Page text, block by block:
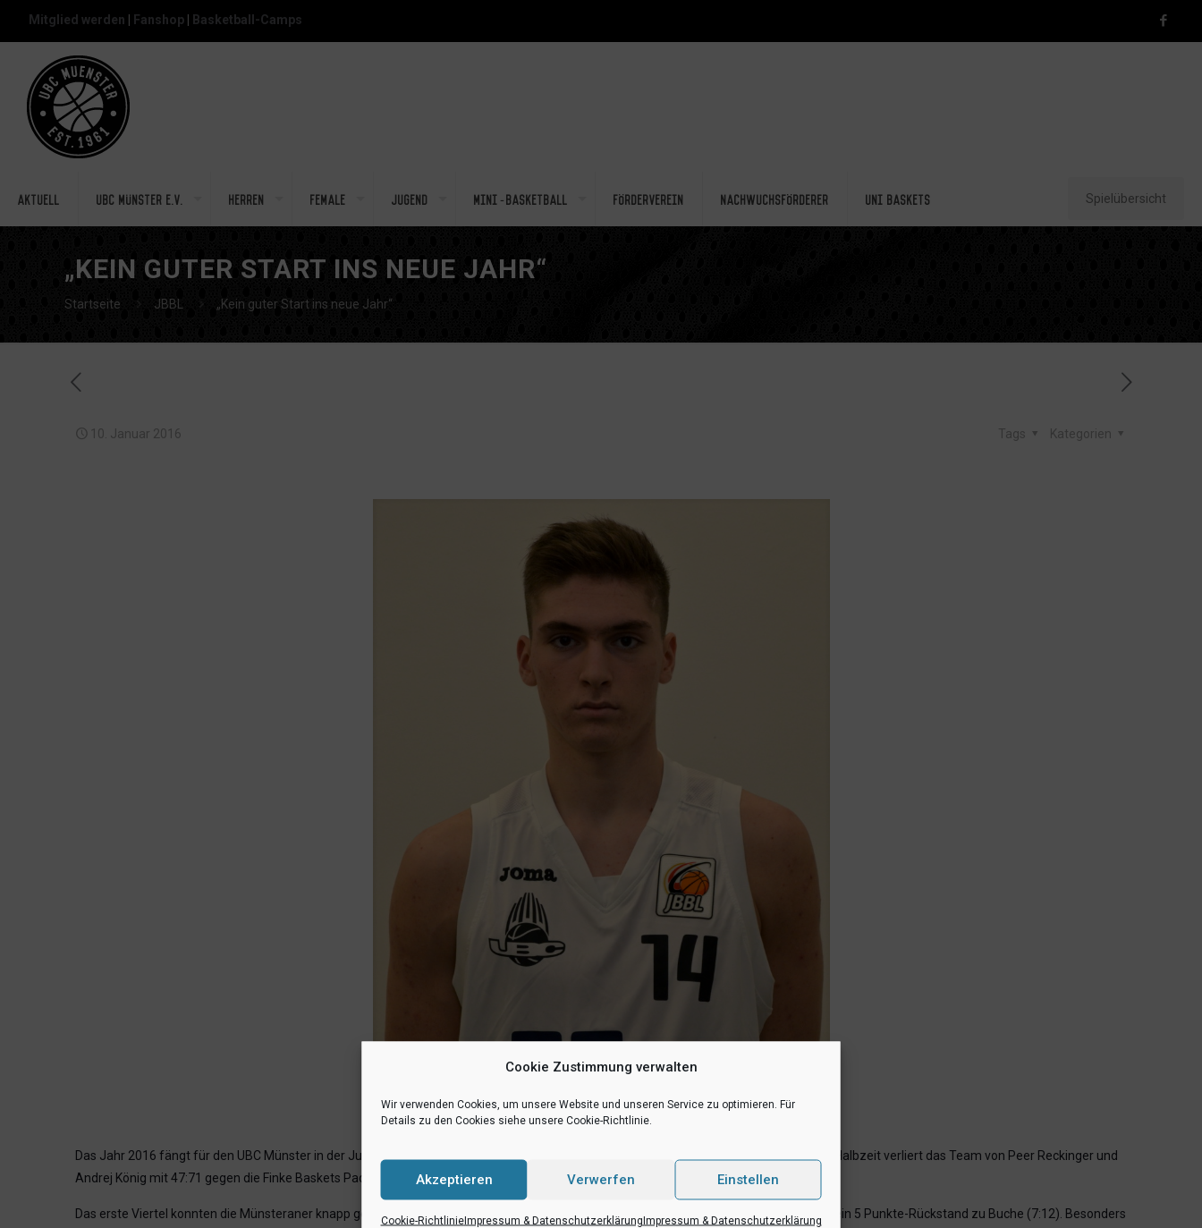
Cookie Zustimmung verwalten
Wir verwenden Cookies, um unsere Website und unseren Service zu optimieren. Für
Details zu den Cookies siehe unsere Cookie-Richtlinie.
Akzeptieren Verwerfen Einstellen
Cookie-RichtlinieImpressum & DatenschutzerklärungImpressum & Datenschutzerklärung
Mitglied werden Fanshop Basketball-Camps
Aktuell UBC Münster e.V. Herren Female Jugend Mini-Basketball Förderverein Nachwuchsförderer Uni Baskets Spielübersicht
„KEIN GUTER START INS NEUE JAHR“
Startseite JBBL „Kein guter Start ins neue Jahr“
10. Januar 2016 Kategorien
Tags
Das Jahr 2016 fängt für den UBC Münster in der Jugendbasketball-Bundesliga, JBBL, nicht gut an. Nach einer enttäuschenden zweiten Halbzeit verliert das Team von Peer Reckinger und
Andrej König mit 47:71 gegen die Finke Baskets Paderborn.
Das erste Viertel konnten die Münsteraner knapp gestalten. Aufgrund sehr schwacher Trefferquote stand am Ende des ersten Viertels ein 5 Punkte-Rückstand zu Buche (7:12). Besonders